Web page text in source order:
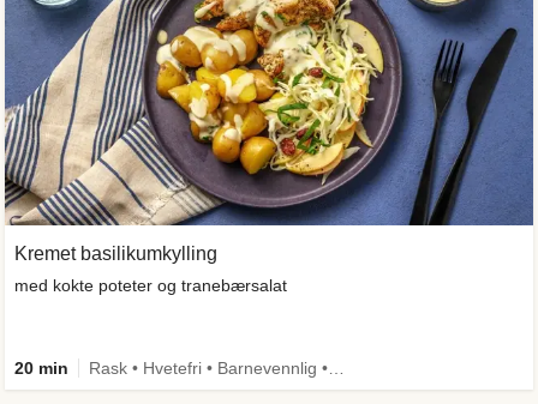
Kremet basilikumkylling
med kokte poteter og tranebærsalat
20 min